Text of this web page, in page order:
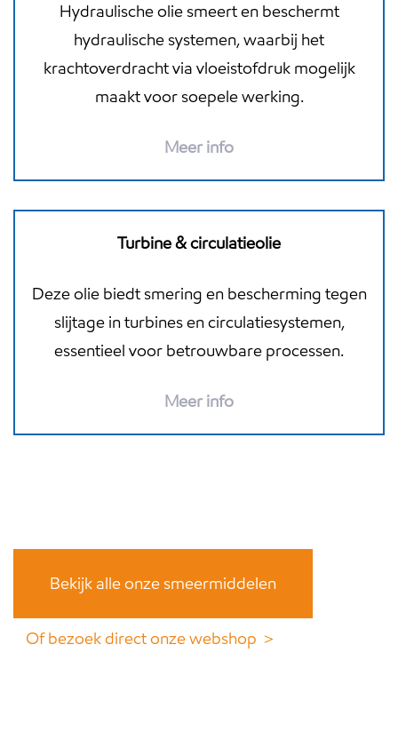
Hydraulische olie smeert en beschermt
hydraulische systemen, waarbij het
krachtoverdracht via vloeistofdruk mogelijk
maakt voor soepele werking.
Meer info
Turbine & circulatieolie
Deze olie biedt smering en bescherming tegen
slijtage in turbines en circulatiesystemen,
essentieel voor betrouwbare processen.
Meer info
Bekijk alle onze smeermiddelen
Of bezoek direct onze webshop ＞